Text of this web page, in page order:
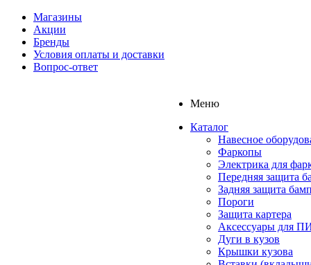
Магазины
Акции
Бренды
Условия оплаты и доставки
Вопрос-ответ
Меню
Каталог
Навесное
Фаркопы
Электрика для
Передняя защита
Задняя защита
Пороги
Защита картера
Аксессуары для
Дуги в кузов
Крышки кузова